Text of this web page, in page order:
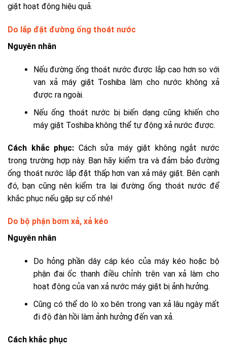
giặt hoạt động hiệu quả.
Do lắp đặt đường ống thoát nước
Nguyên nhân
Nếu đường ống thoát nước được lắp cao hơn so với
van xả máy giặt Toshiba làm cho nước không xả
được ra ngoài.
Nếu ống thoát nước bị biến dạng cũng khiến cho
máy giặt Toshiba không thể tự động xả nước được.
Cách khắc phục: Cách sửa máy giặt không ngắt nước
trong trường hợp này. Bạn hãy kiểm travà đảm bảo đường
ống thoát nước lắp đặt thấp hơn van xả máy giặt. Bên cạnh
đó, bạn cũng nên kiểm tra lại đường ống thoát nước để
khắc phục nếu gặp sự cố nhé!
Do bộ phận bơm xả, xả kéo
Nguyên nhân
Do hỏng phần dây cáp kéo của máy kéo hoặc bộ
phận đai ốc thanh điều chỉnh trên van xả làm cho
hoạt động của van xả nước máy giặt bị ảnh hưởng.
Cũng có thể do lò xo bên trong van xả lâu ngày mất
đi độ đàn hồi làm ảnh hưởng đến van xả.
Cách khắc phục